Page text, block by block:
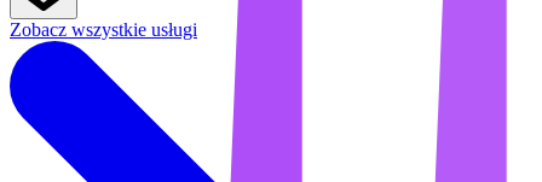
Zobacz wszystkie usługi